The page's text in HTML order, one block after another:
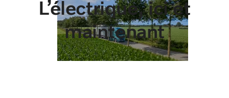
Nous contacter
Transition énergétique
L’électrique, ici et
maintenant